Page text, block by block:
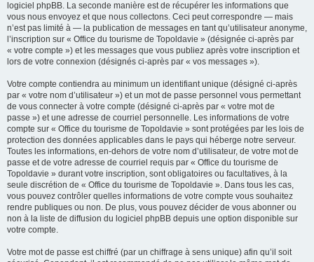
logiciel phpBB. La seconde manière est de récupérer les informations que
vous nous envoyez et que nous collectons. Ceci peut correspondre — mais
n’est pas limité à — la publication de messages en tant qu’utilisateur anonyme,
l’inscription sur « Office du tourisme de Topoldavie » (désignée ci-après par
« votre compte ») et les messages que vous publiez après votre inscription et
lors de votre connexion (désignés ci-après par « vos messages »).
Votre compte contiendra au minimum un identifiant unique (désigné ci-après
par « votre nom d’utilisateur ») et un mot de passe personnel vous permettant
de vous connecter à votre compte (désigné ci-après par « votre mot de
passe ») et une adresse de courriel personnelle. Les informations de votre
compte sur « Office du tourisme de Topoldavie » sont protégées par les lois de
protection des données applicables dans le pays qui héberge notre serveur.
Toutes les informations, en-dehors de votre nom d’utilisateur, de votre mot de
passe et de votre adresse de courriel requis par « Office du tourisme de
Topoldavie » durant votre inscription, sont obligatoires ou facultatives, à la
seule discrétion de « Office du tourisme de Topoldavie ». Dans tous les cas,
vous pouvez contrôler quelles informations de votre compte vous souhaitez
rendre publiques ou non. De plus, vous pouvez décider de vous abonner ou
non à la liste de diffusion du logiciel phpBB depuis une option disponible sur
votre compte.
Votre mot de passe est chiffré (par un chiffrage à sens unique) afin qu’il soit